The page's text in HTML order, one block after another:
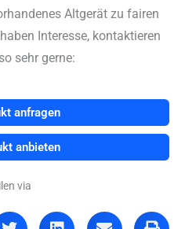
Altgerät zu fairen
Interesse, kontaktieren
sehr gerne:
anfragen
anbieten
via